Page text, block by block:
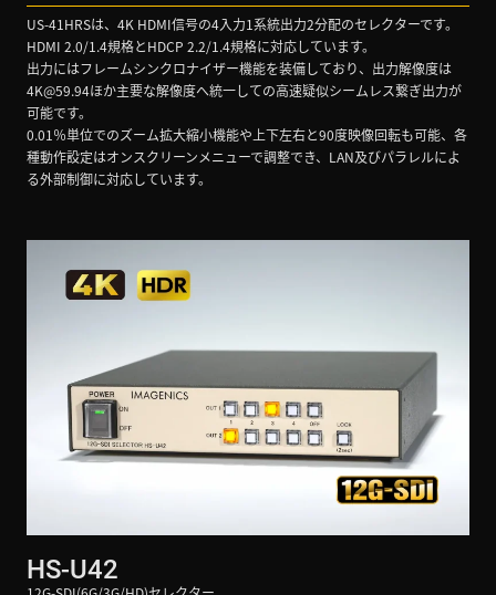
US-41HRSは、4K HDMI信号の4入力1系統出力2分配のセレクターです。
HDMI 2.0/1.4規格とHDCP 2.2/1.4規格に対応しています。
出力にはフレームシンクロナイザー機能を装備しており、出力解像度は
4K@59.94ほか主要な解像度へ統一しての高速疑似シームレス繋ぎ出力が
可能です。
0.01％単位でのズーム拡大縮小機能や上下左右と90度映像回転も可能、各
種動作設定はオンスクリーンメニューで調整でき、LAN及びパラレルによ
る外部制御に対応しています。
HS-U42